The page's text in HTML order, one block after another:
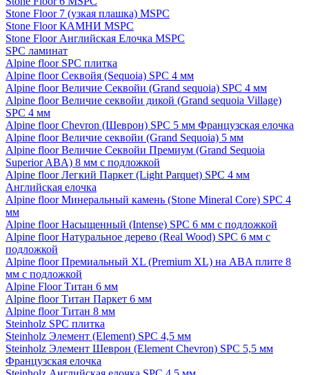
Stone Floor 7 (узкая плашка) MSPC
Stone Floor КАМНИ MSPC
Stone Floor Английская Елочка MSPC
SPC ламинат
Alpine floor SPC плитка
Alpine floor Секвойя (Sequoia) SPC 4 мм
Alpine floor Величие Секвойи (Grand sequoia) SPC 4 мм
Alpine floor Величие секвойи дикой (Grand sequoia Village)
SPC 4 мм
Alpine floor Chevron (Шеврон) SPC 5 мм Французская елочка
Alpine floor Величие секвойи (Grand Sequoia) 5 мм
Alpine floor Величие Секвойи Премиум (Grand Sequoia
Superior ABA) 8 мм с подложкой
Alpine floor Легкий Паркет (Light Parquet) SPC 4 мм
Английская елочка
Alpine floor Минеральный камень (Stone Mineral Core) SPC 4
мм
Alpine floor Насыщенный (Intense) SPC 6 мм с подложкой
Alpine floor Натуральное дерево (Real Wood) SPC 6 мм с
подложкой
Alpine floor Премиальный XL (Premium XL) на ABA плите 8
мм с подложкой
Alpine Floor Титан 6 мм
Alpine floor Титан Паркет 6 мм
Alpine floor Титан 8 мм
Steinholz SPC плитка
Steinholz Элемент (Element) SPC 4,5 мм
Steinholz Элемент Шеврон (Element Chevron) SPC 5,5 мм
Французская елочка